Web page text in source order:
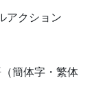
アクション
簡体字・繁体